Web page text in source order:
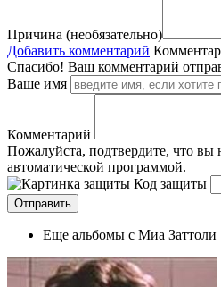
Причина (необязательно)
Добавить комментарий
Спасибо! Ваш комментарий
Ваше имя
Комментарий
Пожалуйста, подтвердите, что вы
автоматической программой.
Код защиты
Еще альбомы с Миа Заттоли